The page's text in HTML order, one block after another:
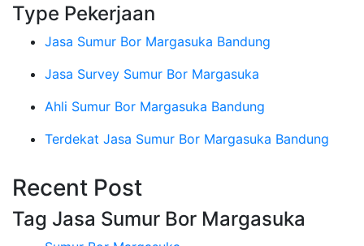
Type Pekerjaan
Jasa Sumur Bor Margasuka Bandung
Jasa Survey Sumur Bor Margasuka
Ahli Sumur Bor Margasuka Bandung
Terdekat Jasa Sumur Bor Margasuka Bandung
Recent Post
Tag Jasa Sumur Bor Margasuka